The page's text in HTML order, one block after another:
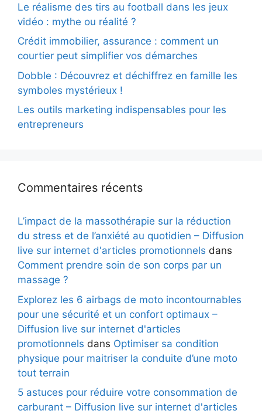
Le réalisme des tirs au football dans les jeux
vidéo : mythe ou réalité ?
Crédit immobilier, assurance : comment un
courtier peut simplifier vos démarches
Dobble : Découvrez et déchiffrez en famille les
symboles mystérieux !
Les outils marketing indispensables pour les
entrepreneurs
Commentaires récents
L’impact de la massothérapie sur la réduction
du stress et de l’anxiété au quotidien – Diffusion
live sur internet d'articles promotionnels dans
Comment prendre soin de son corps par un
massage ?
Explorez les 6 airbags de moto incontournables
pour une sécurité et un confort optimaux –
Diffusion live sur internet d'articles
promotionnels dans Optimiser sa condition
physique pour maitriser la conduite d’une moto
tout terrain
5 astuces pour réduire votre consommation de
carburant – Diffusion live sur internet d'articles